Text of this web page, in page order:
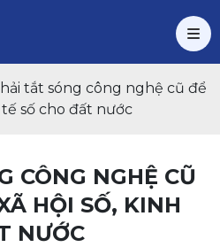
tắt sóng công nghệ cũ để
số cho đất nước
CÔNG NGHỆ CŨ
HỘI SỐ, KINH
NƯỚC